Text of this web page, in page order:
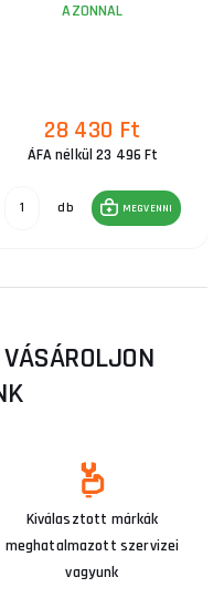
AZONNAL
28 430 Ft
ÁFA nélkül 23 496 Ft
db MEGVENNI
Kiválasztott márkák
meghatalmazott szervizei
vagyunk